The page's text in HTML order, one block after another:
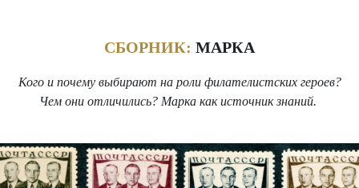
СБОРНИК: МАРКА
Кого и почему выбирают на роли филателистских героев?
Чем они отличились? Марка как источник знаний.